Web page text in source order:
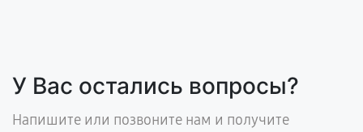
У Вас остались вопросы?
Напишите или позвоните нам и получите